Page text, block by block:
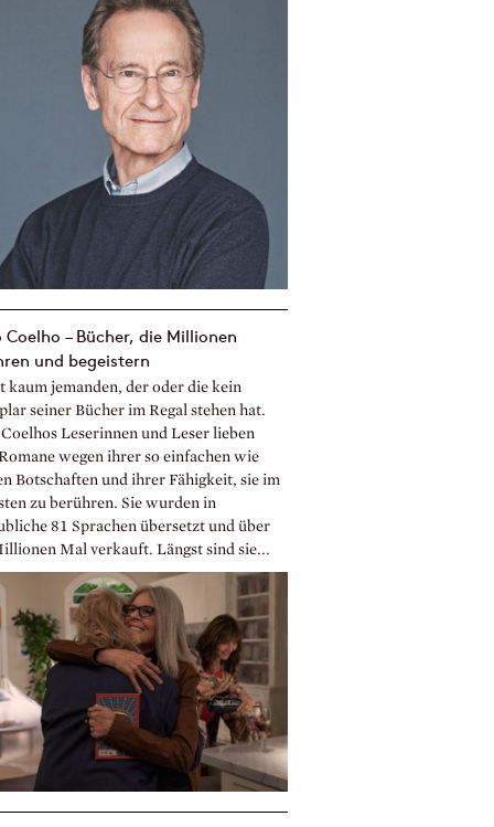
Coelho – Bücher, die Millionen
und begeistern
kaum jemanden, der oder die kein
seiner Bücher im Regal stehen hat.
Leserinnen und Leser lieben
wegen ihrer so einfachen wie
Botschaften und ihrer Fähigkeit, sie im
zu berühren. Sie wurden in
81 Sprachen übersetzt und über
Mal verkauft. Längst sind sie...